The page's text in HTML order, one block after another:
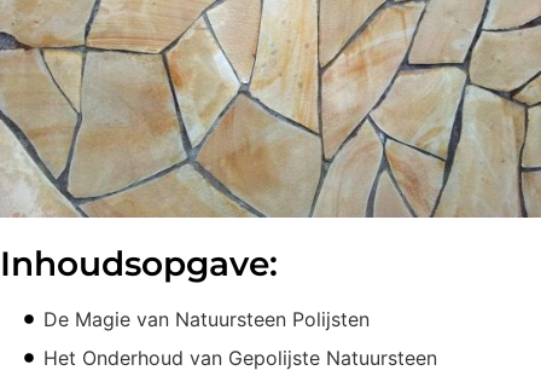
Inhoudsopgave:
De Magie van Natuursteen Polijsten
Het Onderhoud van Gepolijste Natuursteen